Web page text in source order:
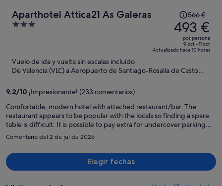
Aparthotel Attica21 As Galeras
3
El
precio
era
566 €,
es
por
persona
566 €
493 €
por persona
9 oct - 11 oct
Actualizado hace 10 horas
Vuelo de ida y vuelta sin escalas incluido
De Valencia (VLC) a Aeropuerto de Santiago-Rosalía de Casto
9,2/10 ¡Impresionante! (233 comentarios)
Comfortable, modern hotel with attached restaurant/bar. The
restaurant appears to be popular with the locals so finding a spare
table is difficult. It is possible to pay extra for undercover parking
but it isn't really necessary as there is lots of free parking on the
Comentario del 2 de jul de 2026
Elegir fechas